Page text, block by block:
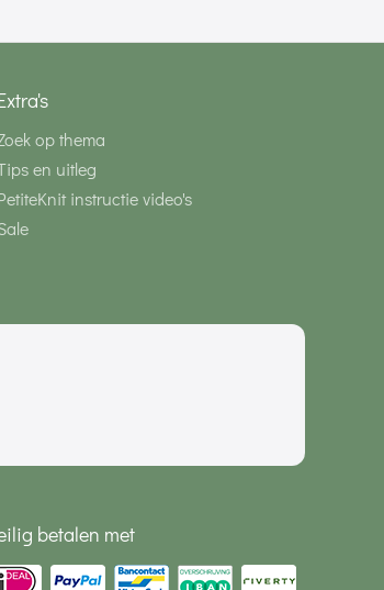
op thema
en uitleg
instructie video's
betalen met